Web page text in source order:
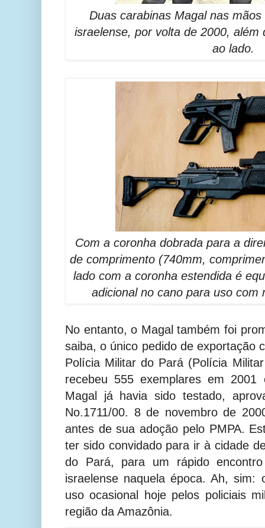
Duas carabinas Magal nas
israelense, por volta de 2000,
ao lado.
Com a coronha dobrada para a
de comprimento (740mm,
lado com a coronha estendida é
adicional no cano para uso com
No entanto, o Magal também foi
saiba, o único pedido de exportação
Polícia Militar do Pará (Polícia
recebeu 555 exemplares em
Magal já havia sido testado,
No.1711/00. 8 de novembro de
antes de sua adoção pelo PMPA.
ter sido convidado para ir à cidade
do Pará, para um rápido
israelense naquela época. Ah,
uso ocasional hoje pelos policiais
região da Amazônia.